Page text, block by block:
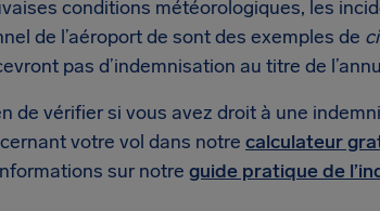
conditions météorologiques, les
de l’aéroport de sont des exemples de
pas d’indemnisation au titre de
de vérifier si vous avez droit à une
votre vol dans notre calculateur
sur notre guide pratique de